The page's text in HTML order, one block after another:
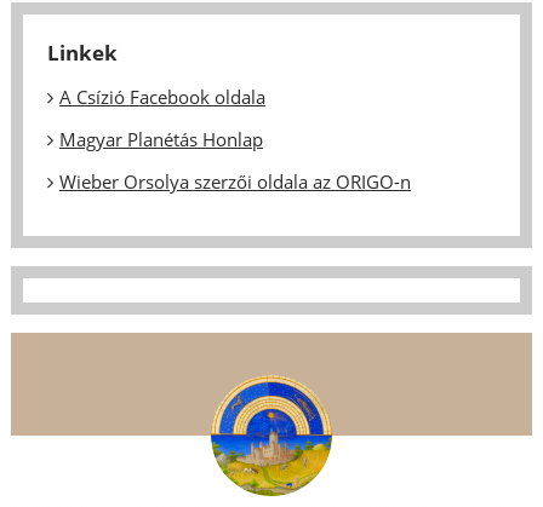
Linkek
A Csízió Facebook oldala
Magyar Planétás Honlap
Wieber Orsolya szerzői oldala az ORIGO-n